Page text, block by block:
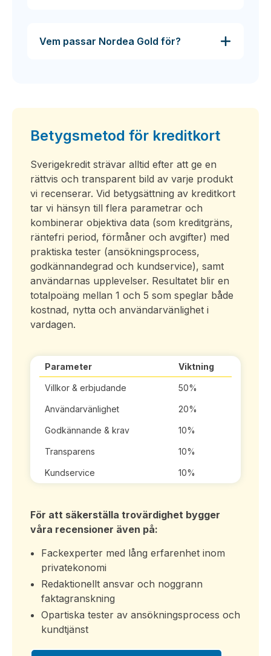
Vem passar Nordea Gold för?
Betygsmetod för kreditkort
Sverigekredit strävar alltid efter att ge en
rättvis och transparent bild av varje produkt
vi recenserar. Vid betygsättning av kreditkort
tar vi hänsyn till flera parametrar och
kombinerar objektiva data (som kreditgräns,
räntefri period, förmåner och avgifter) med
praktiska tester (ansökningsprocess,
godkännandegrad och kundservice), samt
användarnas upplevelser. Resultatet blir en
totalpoäng mellan 1 och 5 som speglar både
kostnad, nytta och användarvänlighet i
vardagen.
Parameter Viktning
Villkor & erbjudande 50%
Användarvänlighet 20%
Godkännande & krav 10%
Transparens 10%
Kundservice 10%
För att säkerställa trovärdighet bygger
våra recensioner även på:
Fackexperter med lång erfarenhet inom
privatekonomi
Redaktionellt ansvar och noggrann
faktagranskning
Opartiska tester av ansökningsprocess och
kundtjänst